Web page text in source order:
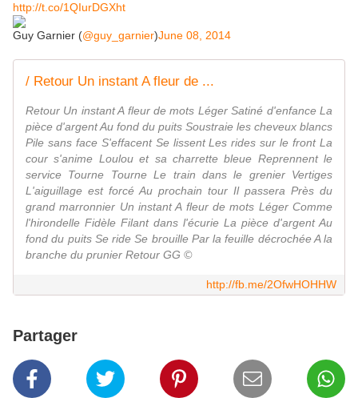
http://t.co/1QIurDGXht
Guy Garnier (@guy_garnier)June 08, 2014
/ Retour Un instant A fleur de ...
Retour Un instant A fleur de mots Léger Satiné d'enfance La
pièce d'argent Au fond du puits Soustraie les cheveux blancs
Pile sans face S'effacent Se lissent Les rides sur le front La
cour s'anime Loulou et sa charrette bleue Reprennent le
service Tourne Tourne Le train dans le grenier Vertiges
L'aiguillage est forcé Au prochain tour Il passera Près du
grand marronnier Un instant A fleur de mots Léger Comme
l'hirondelle Fidèle Filant dans l'écurie La pièce d'argent Au
fond du puits Se ride Se brouille Par la feuille décrochée A la
branche du prunier Retour GG ©
http://fb.me/2OfwHOHHW
Partager